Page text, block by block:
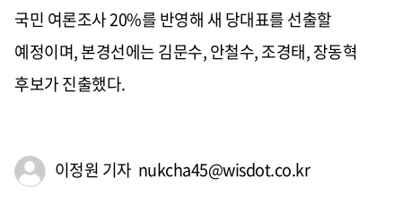
국민 여론조사 20%를 반영해 새 당대표를 선출할
예정이며, 본경선에는 김문수, 안철수, 조경태, 장동혁
후보가 진출했다.
이정원 기자 nukcha45@wisdot.co.kr